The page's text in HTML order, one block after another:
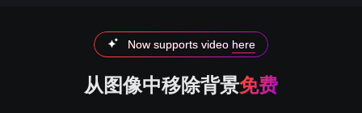
Now supports video here
从图像中移除背景免费